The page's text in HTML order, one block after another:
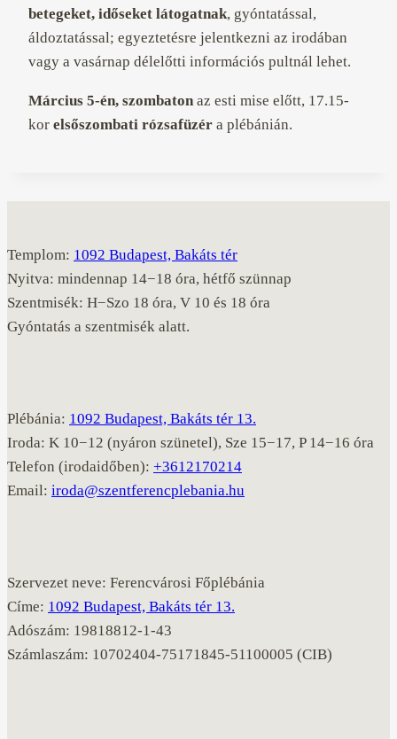
betegeket, időseket látogatnak, gyóntatással,
áldoztatással; egyeztetésre jelentkezni az irodában
vagy a vasárnap délelőtti információs pultnál lehet.
Március 5-én, szombaton az esti mise előtt, 17.15-
kor elsőszombati rózsafüzér a plébánián.
Templom: 1092 Budapest, Bakáts tér
Nyitva: mindennap 14−18 óra, hétfő szünnap
Szentmisék: H−Szo 18 óra, V 10 és 18 óra
Gyóntatás a szentmisék alatt.
Plébánia: 1092 Budapest, Bakáts tér 13.
Iroda: K 10−12 (nyáron szünetel), Sze 15−17, P 14−16 óra
Telefon (irodaidőben): +3612170214
Email: iroda@szentferencplebania.hu
Szervezet neve: Ferencvárosi Főplébánia
Címe: 1092 Budapest, Bakáts tér 13.
Adószám: 19818812-1-43
Számlaszám: 10702404-75171845-51100005 (CIB)